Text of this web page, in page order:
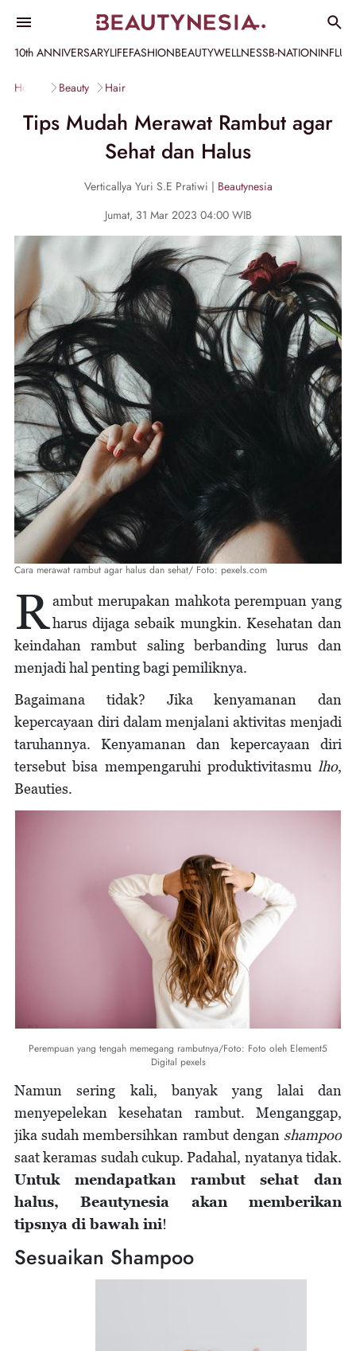
10th ANNIVERSARYLIFEFASHIONBEAUTYWELLNESSB-NATION
Home Beauty Hair
Tips Mudah Merawat Rambut agar
Sehat dan Halus
Verticallya Yuri S.E Pratiwi | Beautynesia
Jumat, 31 Mar 2023 04:00 WIB
Cara merawat rambut agar halus dan sehat/ Foto: pexels.com
Rambut merupakan mahkota perempuan yang
harus dijaga sebaik mungkin. Kesehatan dan
keindahan rambut saling berbanding lurus dan
menjadi hal penting bagi pemiliknya.
Bagaimana tidak? Jika kenyamanan dan
kepercayaan diri dalam menjalani aktivitas menjadi
taruhannya. Kenyamanan dan kepercayaan diri
tersebut bisa mempengaruhi produktivitasmu lho,
Beauties.
Perempuan yang tengah memegang rambutnya/Foto: Foto oleh Element5
Digital pexels
Namun sering kali, banyak yang lalai dan
menyepelekan kesehatan rambut. Menganggap,
jika sudah membersihkan rambut dengan shampoo
saat keramas sudah cukup. Padahal, nyatanya tidak.
Untuk mendapatkan rambut sehat dan
halus, Beautynesia akan memberikan
tipsnya di bawah ini!
Sesuaikan Shampoo